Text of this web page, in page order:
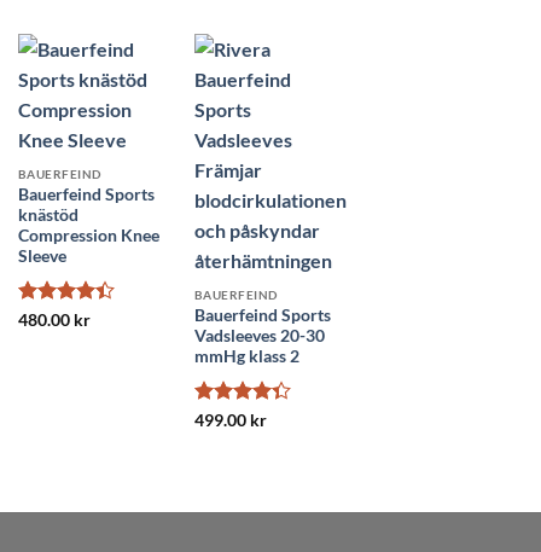
BAUERFEIND
Bauerfeind Sports
knästöd
Compression Knee
Sleeve
Betygsatt
480.00 kr
BAUERFEIND
Bauerfeind Sports
Vadsleeves 20-30
mmHg klass 2
Betygsatt
499.00 kr